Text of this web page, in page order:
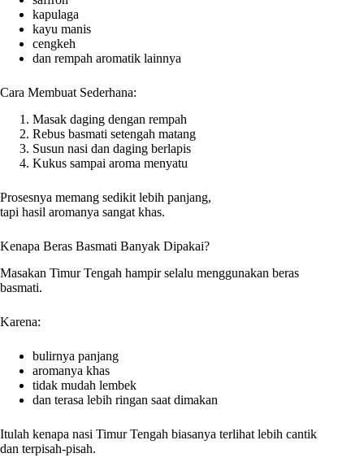
kapulaga
kayu manis
cengkeh
dan rempah aromatik lainnya
Cara Membuat Sederhana:
Masak daging dengan rempah
Rebus basmati setengah matang
Susun nasi dan daging berlapis
Kukus sampai aroma menyatu
Prosesnya memang sedikit lebih panjang,
tapi hasil aromanya sangat khas.
Kenapa Beras Basmati Banyak Dipakai?
Masakan Timur Tengah hampir selalu menggunakan beras
basmati.
Karena:
bulirnya panjang
aromanya khas
tidak mudah lembek
dan terasa lebih ringan saat dimakan
Itulah kenapa nasi Timur Tengah biasanya terlihat lebih cantik
dan terpisah-pisah.